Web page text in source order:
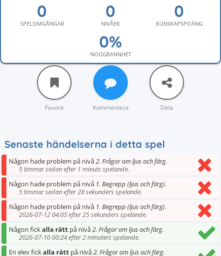
SPELOMGÅNGAR NIVÅER KUNSKAPSPOÄNG
NOGGRANNHET
Favorit Kommentera Dela
Senaste händelserna i detta spel
Någon hade problem på nivå2. Frågor om ljus och färg.
5 timmar sedan efter 1 minuts spelande.
Någon hade problem på nivå 1. Begrepp (ljus och färg).
5 timmar sedan efter 28 sekunders spelande.
Någon hade problem på nivå 1. Begrepp (ljus och färg).
2026-07-12 04:05 efter 25 sekunders spelande.
Någon fickalla rätt på nivå2. Frågor om ljus och färg.
2026-07-10 00:24 efter 2 minuters spelande.
En elev fickalla rätt på nivå2. Frågor om ljus och färg.